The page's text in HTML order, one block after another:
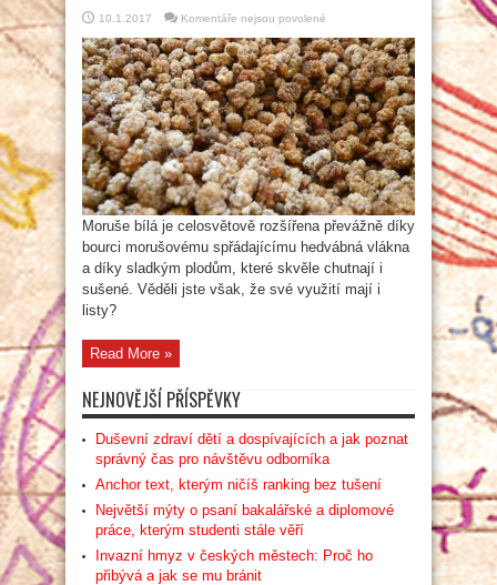
10.1.2017 Komentáře nejsou povolené
s
názvem
Zdravotní
výhody
moruše
bílé
aneb
Jsou
nějaké?
Moruše bílá je celosvětově rozšířena převážně díky
bourci morušovému spřádajícímu hedvábná vlákna
a díky sladkým plodům, které skvěle chutnají i
sušené. Věděli jste však, že své využití mají i
listy?
Read More »
NEJNOVĚJŠÍ PŘÍSPĚVKY
Duševní zdraví dětí a dospívajících a jak poznat
správný čas pro návštěvu odborníka
Anchor text, kterým ničíš ranking bez tušení
Největší mýty o psaní bakalářské a diplomové
práce, kterým studenti stále věří
Invazní hmyz v českých městech: Proč ho
přibývá a jak se mu bránit